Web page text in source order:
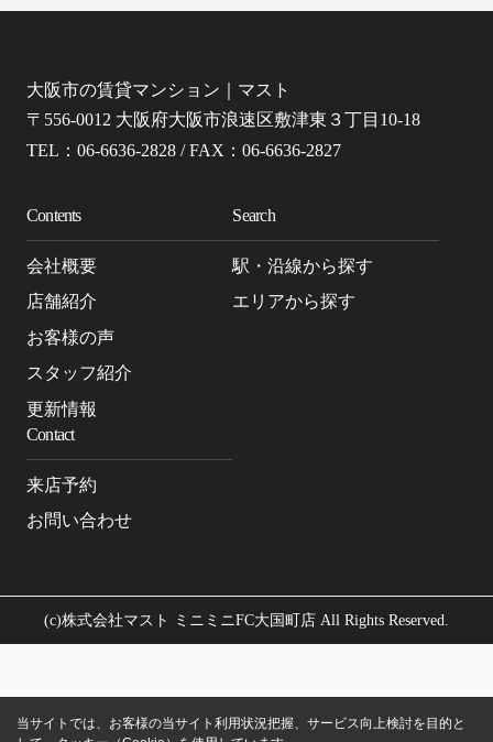
大阪市の賃貸マンション｜マスト
〒556-0012 大阪府大阪市浪速区敷津東３丁目10-18
TEL：06-6636-2828 / FAX：06-6636-2827
Contents
会社概要
店舗紹介
お客様の声
スタッフ紹介
更新情報
Search
駅・沿線から探す
エリアから探す
Contact
来店予約
お問い合わせ
(c)株式会社マスト ミニミニFC大国町店 All Rights Reserved.
当サイトでは、お客様の当サイト利用状況把握、サービス向上検討を目的と